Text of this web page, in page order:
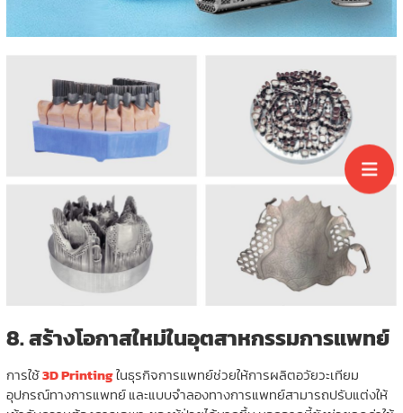
8.สร้างโอกาสใหม่ในอุตสาหกรรมการแพทย์
การใช้3D Printingในธุรกิจการแพทย์ช่วยให้การผลิตอวัยวะเทียม
อุปกรณ์ทางการแพทย์ และแบบจำลองทางการแพทย์สามารถปรับแต่งให้